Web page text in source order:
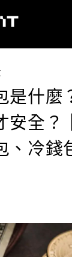
是什麼
安全？
、冷錢